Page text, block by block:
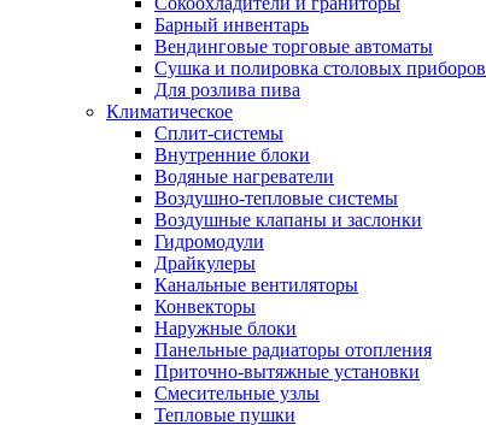
Барный инвентарь
Вендинговые торговые автоматы
Сушка и полировка столовых приборов
Для розлива пива
Климатическое
Сплит-системы
Внутренние блоки
Водяные нагреватели
Воздушно-тепловые системы
Воздушные клапаны и заслонки
Гидромодули
Драйкулеры
Канальные вентиляторы
Конвекторы
Наружные блоки
Панельные радиаторы отопления
Приточно-вытяжные установки
Смесительные узлы
Тепловые пушки